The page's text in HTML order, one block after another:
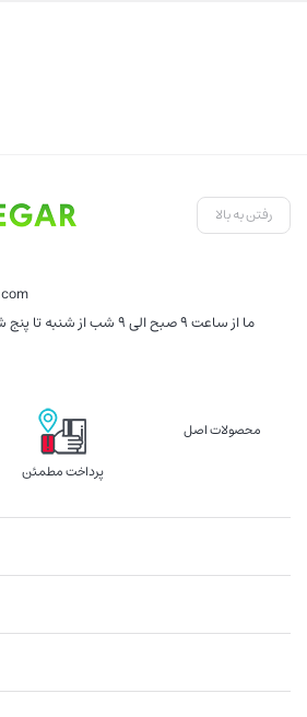
رفتن به بالا
ما از ساعت 9 صبح الی 9 شب
پرداخت مطمئن
محصولات اصل